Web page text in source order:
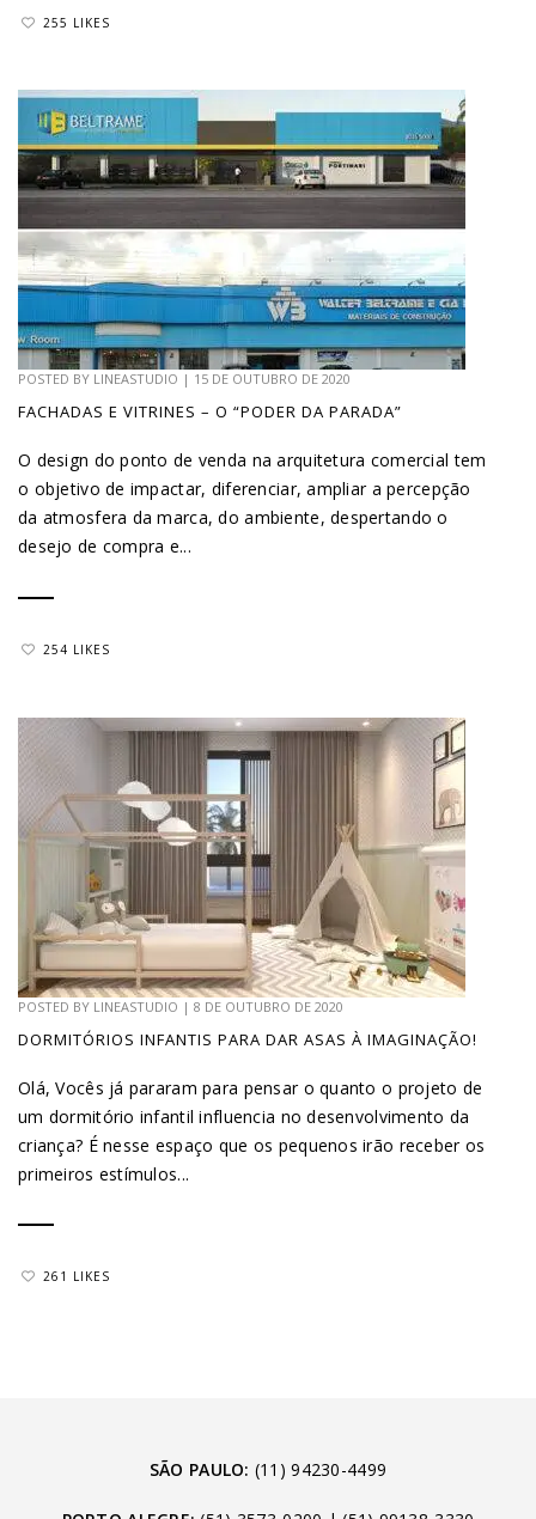
255 LIKES
POSTED BY LINEASTUDIO | 15 DE OUTUBRO DE 2020
FACHADAS E VITRINES – O “PODER DA PARADA”
O design do ponto de venda na arquitetura comercial tem
o objetivo de impactar, diferenciar, ampliar a percepção
da atmosfera da marca, do ambiente, despertando o
desejo de compra e...
254 LIKES
POSTED BY LINEASTUDIO | 8 DE OUTUBRO DE 2020
DORMITÓRIOS INFANTIS PARA DAR ASAS À IMAGINAÇÃO!
Olá, Vocês já pararam para pensar o quanto o projeto de
um dormitório infantil influencia no desenvolvimento da
criança? É nesse espaço que os pequenos irão receber os
primeiros estímulos...
261 LIKES
SÃO PAULO: (11) 94230-4499